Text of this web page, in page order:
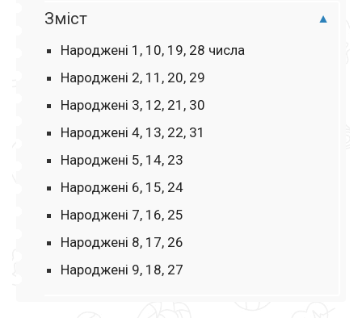
Зміст
Народжені 1, 10, 19, 28 числа
Народжені 2, 11, 20, 29
Народжені 3, 12, 21, 30
Народжені 4, 13, 22, 31
Народжені 5, 14, 23
Народжені 6, 15, 24
Народжені 7, 16, 25
Народжені 8, 17, 26
Народжені 9, 18, 27